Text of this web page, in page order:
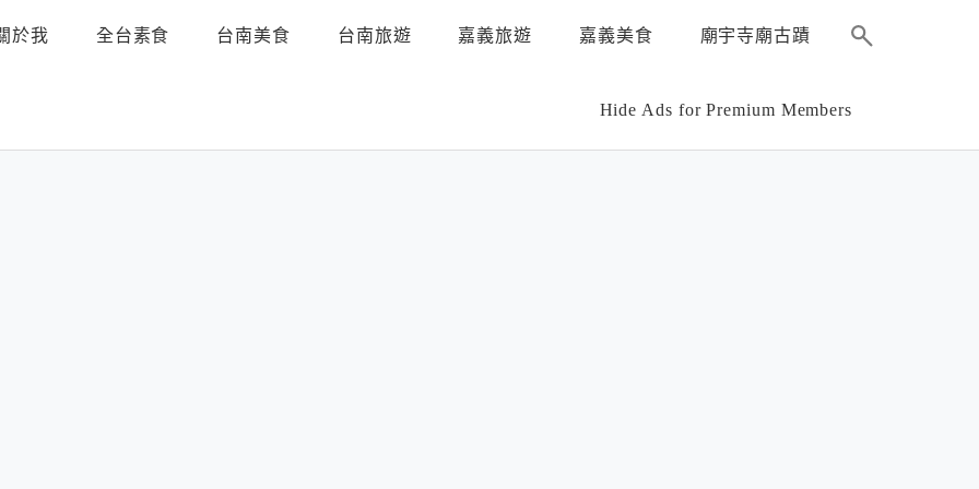
於我 全台素食 台南美食 台南旅遊 嘉義旅遊 嘉義美食 廟宇寺廟古蹟
Hide Ads for Premium Members